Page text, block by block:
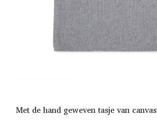
Met de hand geweven tasje van canvas